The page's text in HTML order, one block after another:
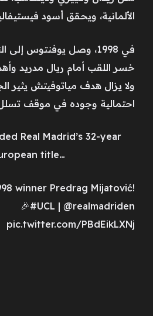
الألمانية، ويحقق أسود
في 1998، وصل يوفنتوس إلى
خسر اللقب أمام ريال مدريد
ولا يزال هدف مياتوفيتش يثير
احتمالية وجوده في موقف
Real Madrid’s 32-year
title…
winner Predrag Mijatović!
🎉#UCL | @realmadriden
pic.twitter.com/PBdEikLXNj